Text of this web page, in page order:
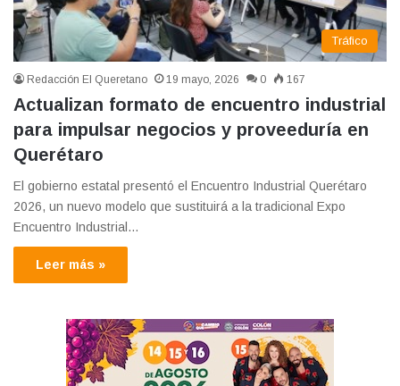
Tráfico
Redacción El Queretano 19 mayo, 2026 0 167
Actualizan formato de encuentro industrial
para impulsar negocios y proveeduría en
Querétaro
El gobierno estatal presentó el Encuentro Industrial Querétaro
2026, un nuevo modelo que sustituirá a la tradicional Expo
Encuentro Industrial…
Leer más »